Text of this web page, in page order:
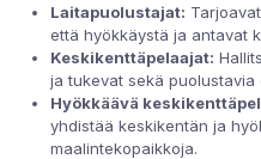
Laitapuolustajat:
että hyökkäystä ja antavat
Keskikenttäpelaajat:
ja tukevat sekä
Hyökkäävä
yhdistää keskikentän ja
maalintekopaikkoja.